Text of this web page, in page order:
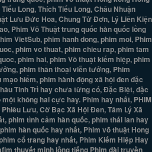
Long, Thích Tiểu Long, Châu Nhuận
Lưu Đức Hoa, Chung Tử Đơn, Lý Liên Kiện
Phim Võ Thuật trung quốc hàn quốc lồng
VietSub, phim hanh dong, phim moi, Phim
phim vo thuat, phim chieu rap, phim tam
phim hai, phim Võ thuật kiếm hiệp, phim
phim thần thoại viễn tưởng, Phim
hiểm, phim hành động xã hội đen đặc
Tinh Trì hay chưa từng có, Đặc Biệt, đặc
không hai cực hay. Phim hay nhất, PHIM
Lưu, Cờ Bạc Xã Hội Đen, Tâm Lý Xã
phim tình cảm hàn quốc, phim thái lan hay
hàn quốc hay nhất, Phim võ thuật Hong
cổ trang hay nhất, Phim Kiếm Hiệp Hay
thuyết minh lồng tiếng Phim đài truyền